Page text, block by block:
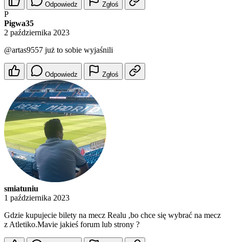
Odpowiedz Zgłoś
P
Pigwa35
2 października 2023
@artas9557 już to sobie wyjaśnili
Odpowiedz Zgłoś
smiatuniu
1 października 2023
Gdzie kupujecie bilety na mecz Realu ,bo chce się wybrać na mecz
z Atletiko.Mavie jakieś forum lub strony ?